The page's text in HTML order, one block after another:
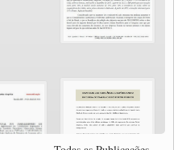
testes de COVID-19 para
CNTTL, CGTB e dos caminhoneiros
EMPREGO, DIREITOS EM
professor da Unisinos e Doutor em
que coordena uma pesquisa